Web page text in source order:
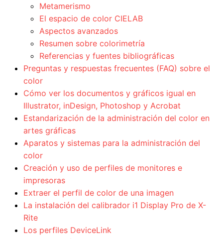
Metamerismo
El espacio de color CIELAB
Aspectos avanzados
Resumen sobre colorimetría
Referencias y fuentes bibliográficas
Preguntas y respuestas frecuentes (FAQ) sobre el
color
Cómo ver los documentos y gráficos igual en
Illustrator, inDesign, Photoshop y Acrobat
Estandarización de la administración del color en
artes gráficas
Aparatos y sistemas para la administración del
color
Creación y uso de perfiles de monitores e
impresoras
Extraer el perfil de color de una imagen
La instalación del calibrador i1 Display Pro de X-
Rite
Los perfiles DeviceLink